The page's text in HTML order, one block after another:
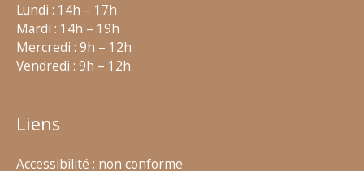
Lundi : 14h – 17h
Mardi : 14h – 19h
Mercredi : 9h – 12h
Vendredi : 9h – 12h
Liens
Accessibilité : non conforme